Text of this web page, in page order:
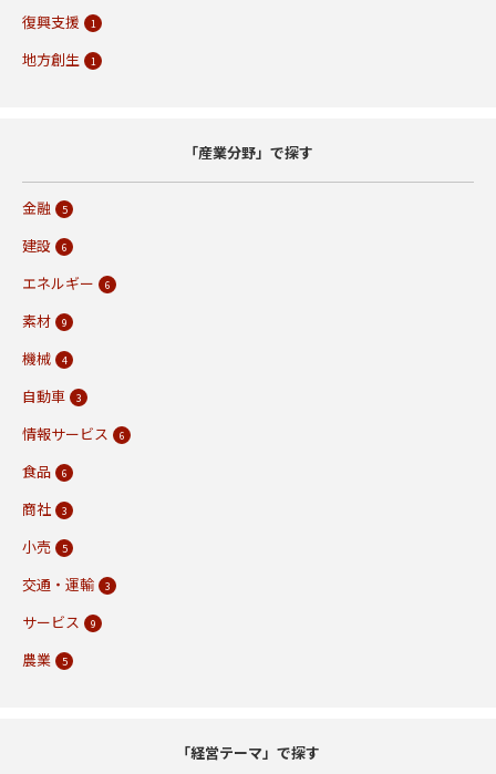
復興支援 1
地方創生 1
「産業分野」で探す
金融 5
建設 6
エネルギー 6
素材 9
機械 4
自動車 3
情報サービス 6
食品 6
商社 3
小売 5
交通・運輸 3
サービス 9
農業 5
「経営テーマ」で探す